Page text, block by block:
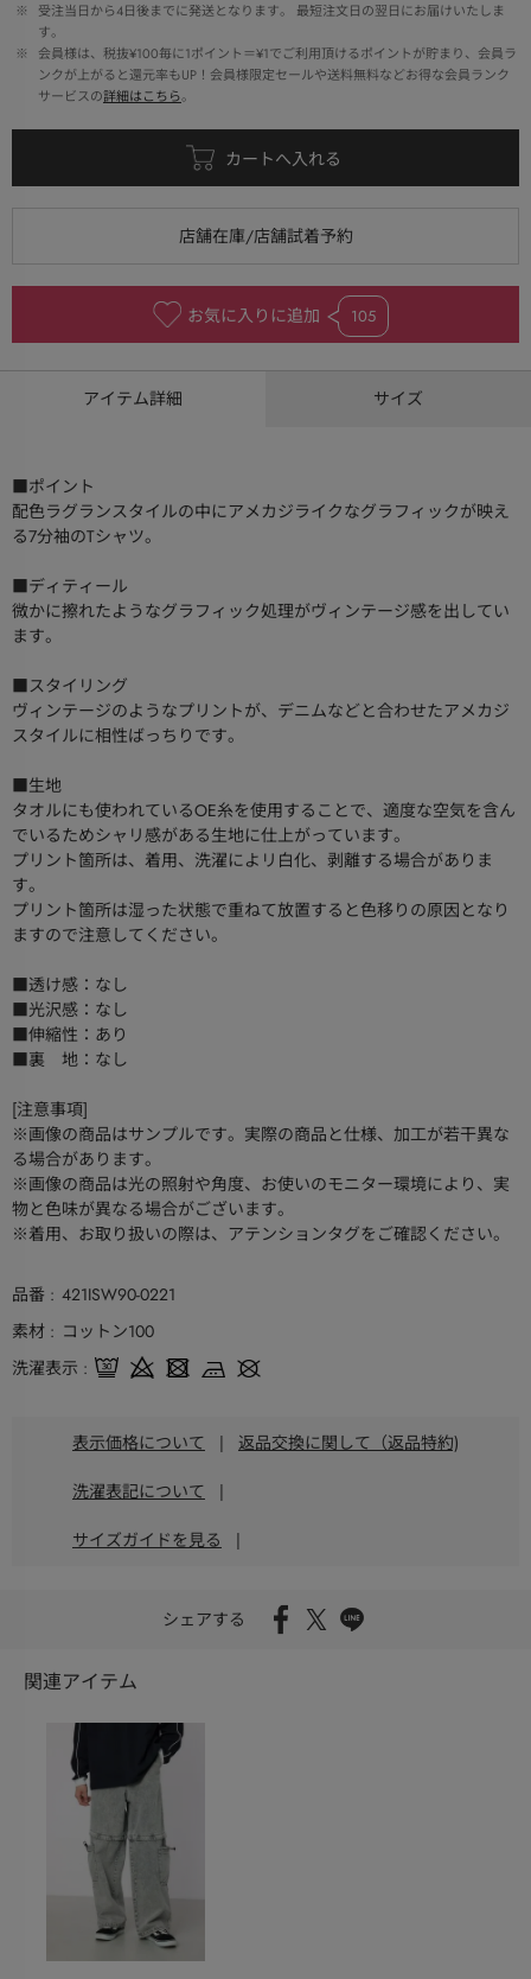
※
受注当日から4日後までに発送となります。 最短注文日の翌日にお届けいたしま
す。
※
会員様は、税抜¥100毎に1ポイント＝¥1でご利用頂けるポイントが貯まり、会員ラ
ンクが上がると還元率もUP！会員様限定セールや送料無料などお得な会員ランク
サービスの詳細はこちら。
お気に入りに追加 105
アイテム詳細 サイズ
■ポイント
配色ラグランスタイルの中にアメカジライクなグラフィックが映え
る7分袖のTシャツ。
■ディティール
微かに擦れたようなグラフィック処理がヴィンテージ感を出してい
ます。
■スタイリング
ヴィンテージのようなプリントが、デニムなどと合わせたアメカジ
スタイルに相性ばっちりです。
■生地
タオルにも使われているOE糸を使用することで、適度な空気を含ん
でいるためシャリ感がある生地に仕上がっています。
プリント箇所は、着用、洗濯によリ白化、剥離する場合がありま
す。
プリント箇所は湿った状態で重ねて放置すると色移りの原因となり
ますので注意してください。
■透け感：なし
■光沢感：なし
■伸縮性：あり
■裏 地：なし
[注意事項]
※画像の商品はサンプルです。実際の商品と仕様、加工が若干異な
る場合があります。
※画像の商品は光の照射や角度、お使いのモニター環境により、実
物と色味が異なる場合がございます。
※着用、お取り扱いの際は、アテンションタグをご確認ください。
品番
421ISW90-0221
素材
コットン100
洗濯表示
表示価格について | 返品交換に関して（返品特約)
洗濯表記について |
サイズガイドを見る |
シェアする
関連アイテム